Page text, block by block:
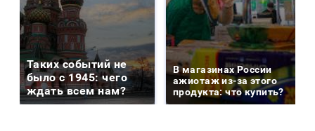
Таких событий не
было с 1945: чего
ждать всем нам?
В магазинах России
ажиотаж из-за этого
продукта: что купить?